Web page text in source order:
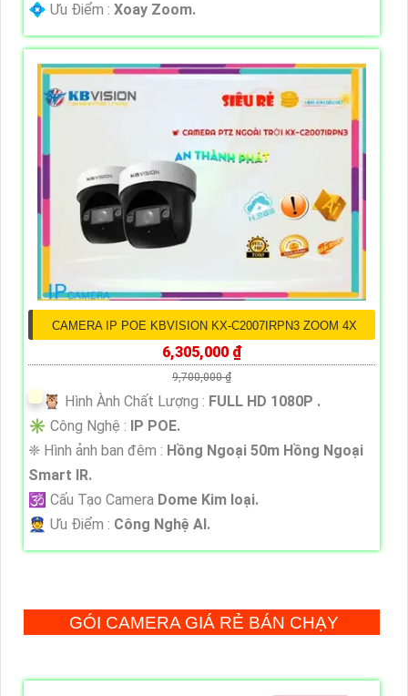
️💠 Ưu Điểm : Xoay Zoom.
CAMERA IP POE KBVISION KX-C2007IRPN3 ZOOM 4X
6,305,000 ₫
9,700,000 ₫
🦉 Hình Ành Chất Lượng : FULL HD 1080P .
✳️ Công Nghệ : IP POE.
❈ Hình ảnh ban đêm : Hồng Ngoại 50m Hồng Ngoại
Smart IR.
🕉️ Cấu Tạo Camera Dome Kim loại.
️👮 Ưu Điểm : Công Nghệ AI.
GÓI CAMERA GIÁ RẺ BÁN CHẠY